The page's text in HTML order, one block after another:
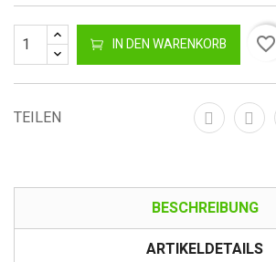
IN DEN WARENKORB favorite_border
TEILEN
BESCHREIBUNG
ARTIKELDETAILS